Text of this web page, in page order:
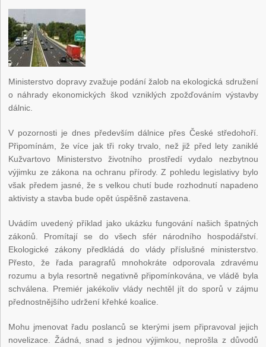
Ministerstvo dopravy zvažuje podání žalob na ekologická sdružení
o náhrady ekonomických škod vzniklých zpožďováním výstavby
dálnic.
V pozornosti je dnes především dálnice přes České středohoří.
Připomínám, že více jak tři roky trvalo, než již před lety zaniklé
Kužvartovo Ministerstvo životního prostředí vydalo nezbytnou
výjimku ze zákona na ochranu přírody. Z pohledu legislativy bylo
však předem jasné, že s velkou chutí bude rozhodnutí napadeno
aktivisty a stavba bude opět úspěšně zastavena.
Uvádím uvedený příklad jako ukázku fungování našich špatných
zákonů. Promítají se do všech sfér národního hospodářství.
Ekologické zákony předkládá do vlády příslušné ministerstvo.
Přesto, že řada paragrafů mnohokráte odporovala zdravému
rozumu a byla resortně negativně připomínkována, ve vládě byla
schválena. Premiér jakékoliv vlády nechtěl jít do sporů v zájmu
přednostnějšího udržení křehké koalice.
Mohu jmenovat řadu poslanců se kterými jsem připravoval jejich
novelizace. Žádná, snad s jednou výjimkou, neprošla z důvodů